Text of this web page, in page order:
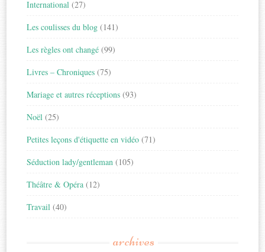
International (27)
Les coulisses du blog (141)
Les règles ont changé (99)
Livres – Chroniques (75)
Mariage et autres réceptions (93)
Noël (25)
Petites leçons d'étiquette en vidéo (71)
Séduction lady/gentleman (105)
Théâtre & Opéra (12)
Travail (40)
archives